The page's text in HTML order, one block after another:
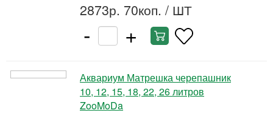
2873р. 70коп. / ШТ
- +
Аквариум Матрешка черепашник
10, 12, 15, 18, 22, 26 литров
ZooMoDa